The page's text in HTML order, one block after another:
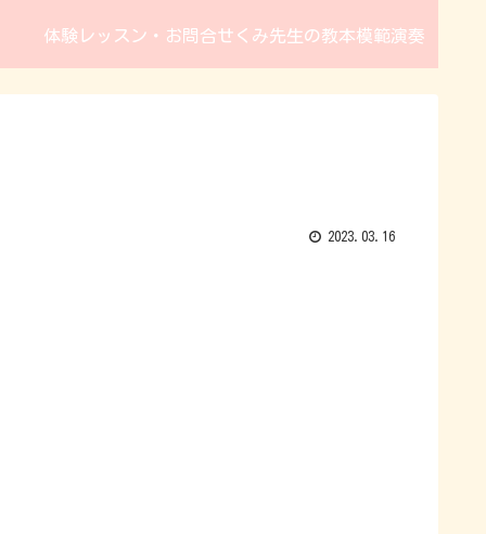
体験レッスン・お問合せ くみ先生の教本模範演奏
2023.03.16